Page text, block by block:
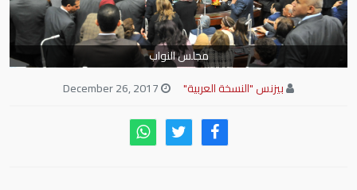
مجلس النواب
بيزنس "النسخة العربية"